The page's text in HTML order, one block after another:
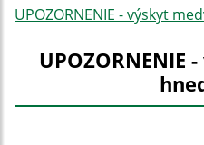
UPOZORNENIE - výskyt